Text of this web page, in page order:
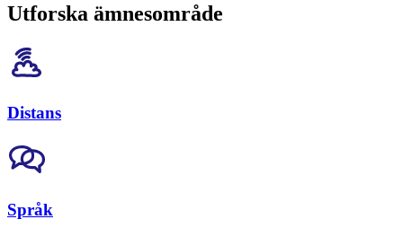
Utforska ämnesområde
Distans
Språk